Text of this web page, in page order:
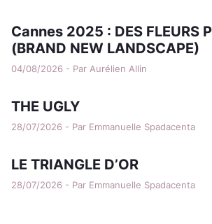
Cannes 2025 : DES FLEURS
(BRAND NEW LANDSCAPE)
04/08/2026 - Par Aurélien Allin
THE UGLY
28/07/2026 - Par Emmanuelle Spadacenta
LE TRIANGLE D’OR
28/07/2026 - Par Emmanuelle Spadacenta